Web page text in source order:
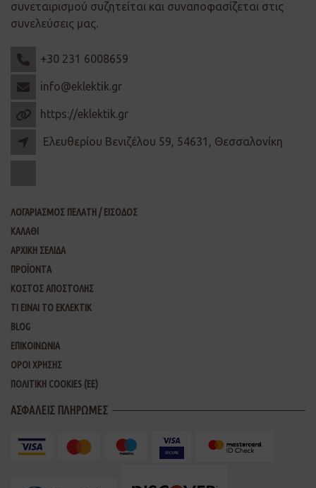
συνεταιρισμού συζητείται και συναποφασίζεται στις
συνελεύσεις μας.
+30 231 6008659
info@eklektik.gr
https://eklektik.gr
Ελευθερίου Βενιζέλου 59, 54631, Θεσσαλονίκη
ΛΟΓΑΡΙΑΣΜΟΣ ΠΕΛΑΤΗ / ΕΙΣΟΔΟΣ
ΚΑΛΑΘΙ
ΑΡΧΙΚΗ ΣΕΛΙΔΑ
ΠΡΟΪΟΝΤΑ
ΚΟΣΤΟΣ ΑΠΟΣΤΟΛΗΣ
ΤΙ ΕΙΝΑΙ ΤΟ ΕΚΛΕΚΤΙΚ
BLOG
ΕΠΙΚΟΙΝΩΝΙΑ
ΟΡΟΙ ΧΡΗΣΗΣ
ΠΟΛΙΤΙΚΗ COOKIES (ΕΕ)
ΑΣΦΑΛΕΙΣ ΠΛΗΡΩΜΕΣ